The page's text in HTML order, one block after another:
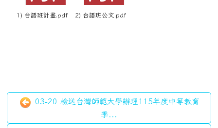
1) 台語班計畫.pdf 2) 台語班公文.pdf
03-20 檢送台灣師範大學辦理115年度中等教育
季...